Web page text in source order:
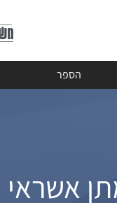
הספר